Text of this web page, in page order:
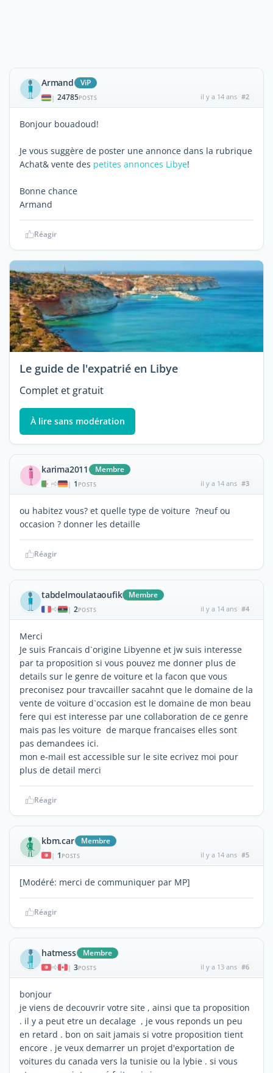
Armand ViP
| 24785POSTS il y a 14 ans #2
Bonjour bouadoud!
Je vous suggère de poster une annonce dans la rubrique
Achat& vente des petites annonces Libye!
Bonne chance
Armand
Réagir
Le guide de l'expatrié en Libye
Complet et gratuit
À lire sans modération
karima2011 Membre
| 1 POSTS il y a 14 ans #3
ou habitez vous? et quelle type de voiture ?neuf ou
occasion ? donner les detaille
Réagir
tabdelmoulataoufik Membre
| 2POSTS il y a 14 ans #4
Merci
Je suis Francais d`origine Libyenne et jw suis interesse
par ta proposition si vous pouvez me donner plus de
details sur le genre de voiture et la facon que vous
preconisez pour travcailler sacahnt que le domaine de la
vente de voiture d`occasion est le domaine de mon beau
fere qui est interesse par une collaboration de ce genre
mais pas les voiture de marque francaises elles sont
pas demandees ici.
mon e-mail est accessible sur le site ecrivez moi pour
plus de detail merci
Réagir
kbm.car Membre
| 1 POSTS il y a 14 ans #5
[Modéré: merci de communiquer par MP]
Réagir
hatmess Membre
| 3POSTS il y a 13 ans #6
bonjour
je viens de decouvrir votre site , ainsi que ta proposition
. il y a peut etre un decalage , je vous reponds un peu
en retard . bon on sait jamais si votre proposition tient
encore . je veux demarrer un projet d'exportation de
voitures du canada vers la tunisie ou la lybie . si vous